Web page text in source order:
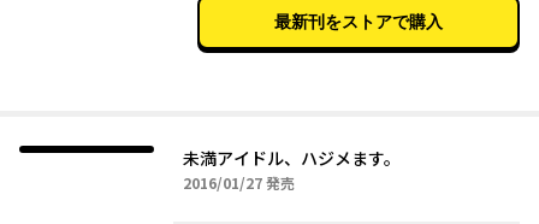
最新刊をストアで購入
未満アイドル、ハジメます。
2016/01/272016年01月27日
発売